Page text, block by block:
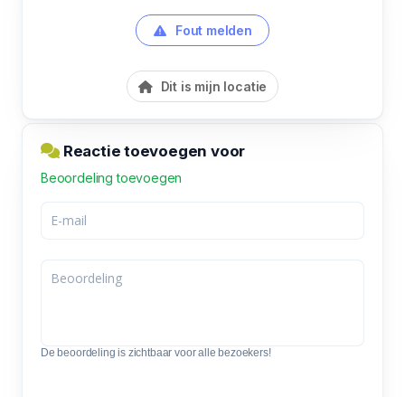
Fout melden
Dit is mijn locatie
Reactie toevoegen voor
Beoordeling toevoegen
De beoordeling is zichtbaar voor alle bezoekers!